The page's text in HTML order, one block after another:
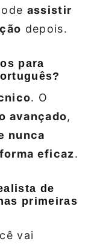
assistir
depois.
para
. O
avançado,
nunca
eficaz.
de
primeiras
vai